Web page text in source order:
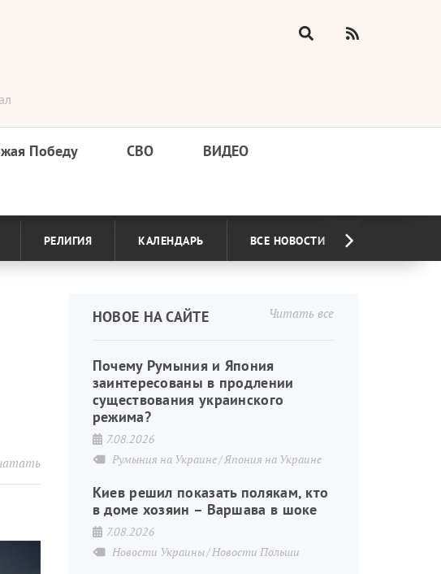
Победу СВО ВИДЕО
РЕЛИГИЯ КАЛЕНДАРЬ ВСЕ НОВОСТИ
Читать все
НОВОЕ НА САЙТЕ
Почему Румыния и Япония
заинтересованы в продлении
существования украинского
режима?
7.08.2026
Румыния на Украине Япония на Украине
Киев решил показать полякам, кто
в доме хозяин – Варшава в шоке
7.08.2026
Новости Украины Новости Польши